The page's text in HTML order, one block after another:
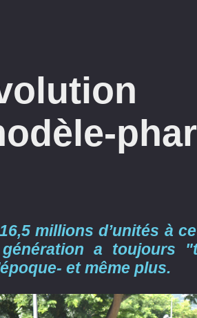
millions d’unités à
a toujours
et même plus.